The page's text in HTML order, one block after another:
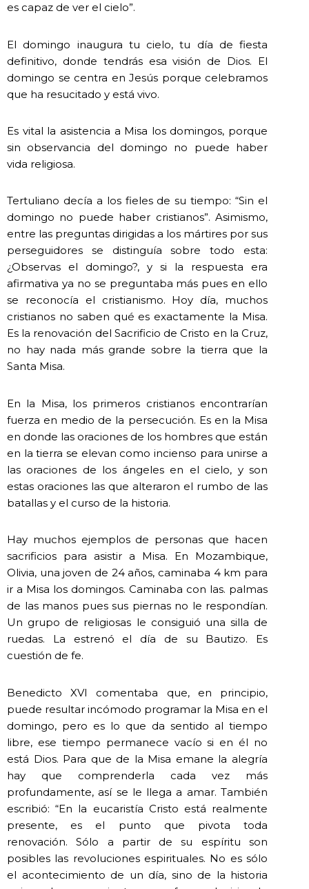
es capaz de ver el cielo”.
El domingo inaugura tu cielo, tu día de fiesta
definitivo, donde tendrás esa visión de Dios. El
domingo se centra en Jesús porque celebramos
que ha resucitado y está vivo.
Es vital la asistencia a Misa los domingos, porque
sin observancia del domingo no puede haber
vida religiosa.
Tertuliano decía a los fieles de su tiempo: “Sin el
domingo no puede haber cristianos”. Asimismo,
entre las preguntas dirigidas a los mártires por sus
perseguidores se distinguía sobre todo esta:
¿Observas el domingo?, y si la respuesta era
afirmativa ya no se preguntaba más pues en ello
se reconocía el cristianismo. Hoy día, muchos
cristianos no saben qué es exactamente la Misa.
Es la renovación del Sacrificio de Cristo en la Cruz,
no hay nada más grande sobre la tierra que la
Santa Misa.
En la Misa, los primeros cristianos encontrarían
fuerza en medio de la persecución. Es en la Misa
en donde las oraciones de los hombres que están
en la tierra se elevan como incienso para unirse a
las oraciones de los ángeles en el cielo, y son
estas oraciones las que alteraron el rumbo de las
batallas y el curso de la historia.
Hay muchos ejemplos de personas que hacen
sacrificios para asistir a Misa. En Mozambique,
Olivia, una joven de 24 años, caminaba 4 km para
ir a Misa los domingos. Caminaba con las. palmas
de las manos pues sus piernas no le respondían.
Un grupo de religiosas le consiguió una silla de
ruedas. La estrenó el día de su Bautizo. Es
cuestión de fe.
Benedicto XVI comentaba que, en principio,
puede resultar incómodo programar la Misa en el
domingo, pero es lo que da sentido al tiempo
libre, ese tiempo permanece vacío si en él no
está Dios. Para que de la Misa emane la alegría
hay que comprenderla cada vez más
profundamente, así se le llega a amar. También
escribió: “En la eucaristía Cristo está realmente
presente, es el punto que pivota toda
renovación. Sólo a partir de su espíritu son
posibles las revoluciones espirituales. No es sólo
el acontecimiento de un día, sino de la historia